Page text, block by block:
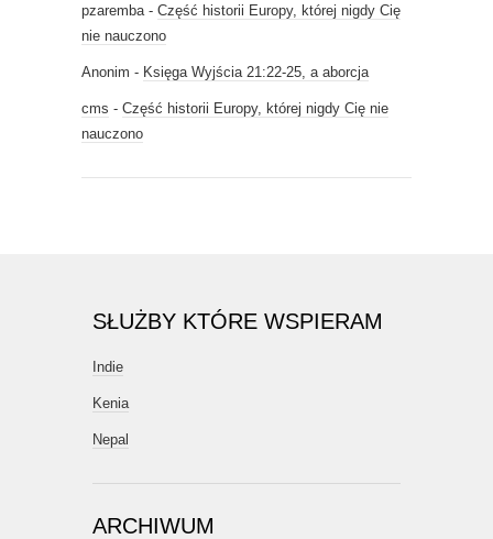
pzaremba- Część historii Europy, której nigdy Cię
nie nauczono
Anonim - Księga Wyjścia 21:22-25, a aborcja
cms - Część historii Europy, której nigdy Cię nie
nauczono
SŁUŻBY KTÓRE WSPIERAM
Indie
Kenia
Nepal
ARCHIWUM